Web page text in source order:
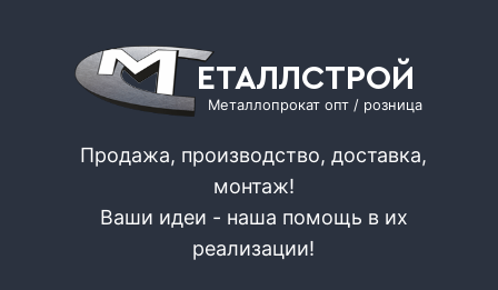
ЕТАЛЛСТРОЙ
Металлопрокат опт / розница
Продажа, производство, доставка,
монтаж!
Ваши идеи - наша помощь в их
реализации!